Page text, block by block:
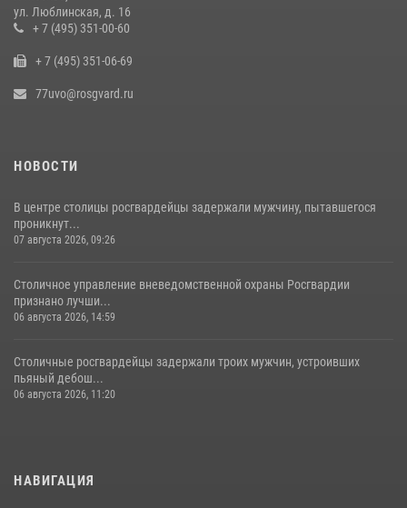
В Москве сотрудники Росгвардии оказали помощь девушке,
17 июля 2026, 14:00
ул. Люблинская, д. 16
+ 7 (495) 351-00-60
+ 7 (495) 351-06-69
77uvo@rosgvard.ru
НОВОСТИ
В центре столицы росгвардейцы задержали мужчину, пытавшегося
проникнут...
07 августа 2026, 09:26
Столичное управление вневедомственной охраны Росгвардии
признано лучши...
06 августа 2026, 14:59
Столичные росгвардейцы задержали троих мужчин, устроивших
пьяный дебош...
06 августа 2026, 11:20
НАВИГАЦИЯ